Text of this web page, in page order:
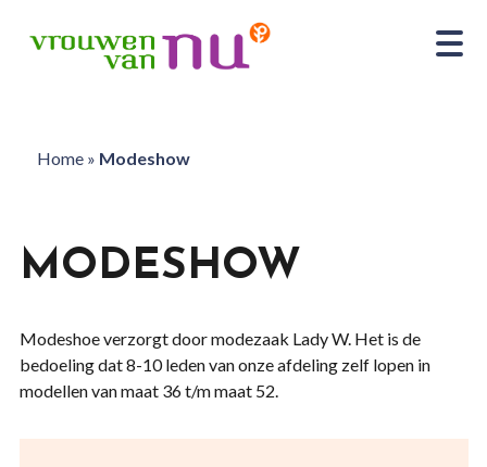
Home» Modeshow
MODESHOW
Modeshoe verzorgt door modezaak Lady W. Het is de
bedoeling dat 8-10 leden van onze afdeling zelf lopen in
modellen van maat 36 t/m maat 52.